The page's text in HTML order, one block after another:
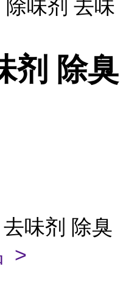
除味剂 去味
剂 除臭
味剂 除臭
>